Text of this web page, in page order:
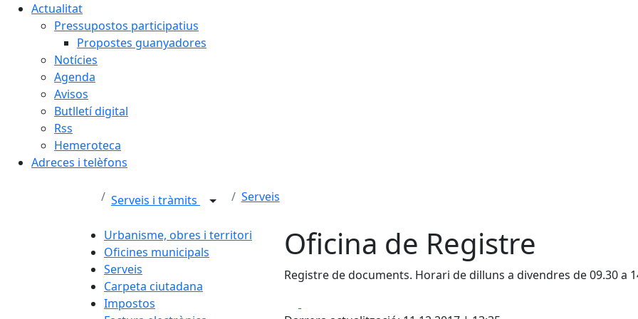
Actualitat
Pressupostos participatius
Propostes guanyadores
Notícies
Agenda
Avisos
Butlletí digital
Rss
Hemeroteca
Adreces i telèfons
Serveis i tràmits Serveis
Urbanisme, obres i territori
Oficines municipals
Serveis
Carpeta ciutadana
Impostos
Oficina de Registre
Registre de documents. Horari de dilluns a divendres de 09.30 a